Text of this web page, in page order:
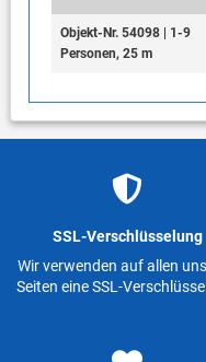
Objekt-Nr. 54098 | 1-9
Personen, 25 m
SSL-Verschlüsselung
Wir verwenden auf allen
Seiten eine SSL-